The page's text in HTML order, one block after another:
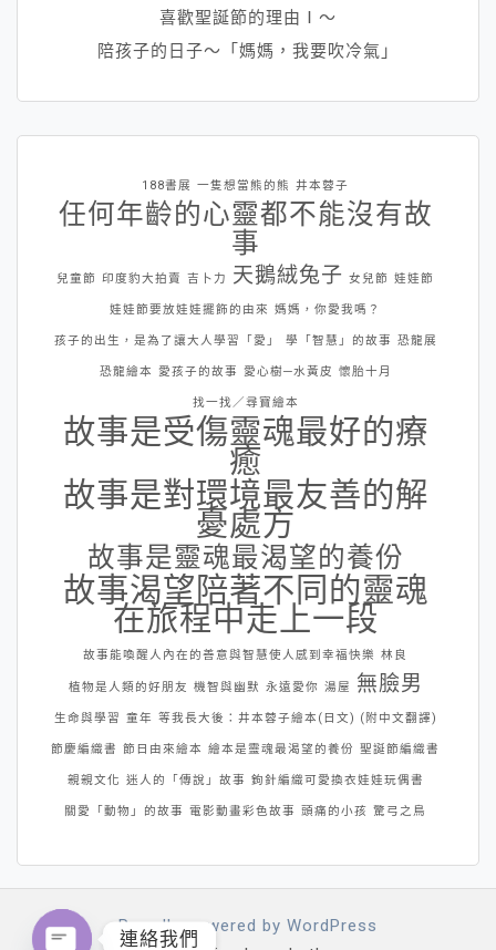
喜歡聖誕節的理由Ⅰ～
陪孩子的日子～「媽媽，我要吹冷氣」
188書展 一隻想當熊的熊 井本蓉子
任何年齡的心靈都不能沒有故
事
兒童節 印度豹大拍賣 吉卜力 天鵝絨兔子 女兒節 娃娃節
娃娃節要放娃娃擺飾的由來 媽媽，你愛我嗎？
孩子的出生，是為了讓大人學習「愛」 學「智慧」的故事 恐龍展
恐龍繪本 愛孩子的故事 愛心樹─水黃皮 懷胎十月
找一找／尋寶繪本
故事是受傷靈魂最好的療
癒
故事是對環境最友善的解
憂處方
故事是靈魂最渴望的養份
故事渴望陪著不同的靈魂
在旅程中走上一段
故事能喚醒人內在的善意與智慧使人感到幸福快樂 林良
植物是人類的好朋友 機智與幽默 永遠愛你 湯屋 無臉男
生命與學習 童年 等我長大後：井本蓉子繪本(日文) (附中文翻譯)
節慶編織書 節日由來繪本 繪本是靈魂最渴望的養份 聖誕節編織書
親親文化 迷人的「傳說」故事 鉤針編織可愛換衣娃娃玩偶書
關愛「動物」的故事 電影動畫彩色故事 頭痛的小孩 驚弓之鳥
Proudly powered by WordPress
連絡我們